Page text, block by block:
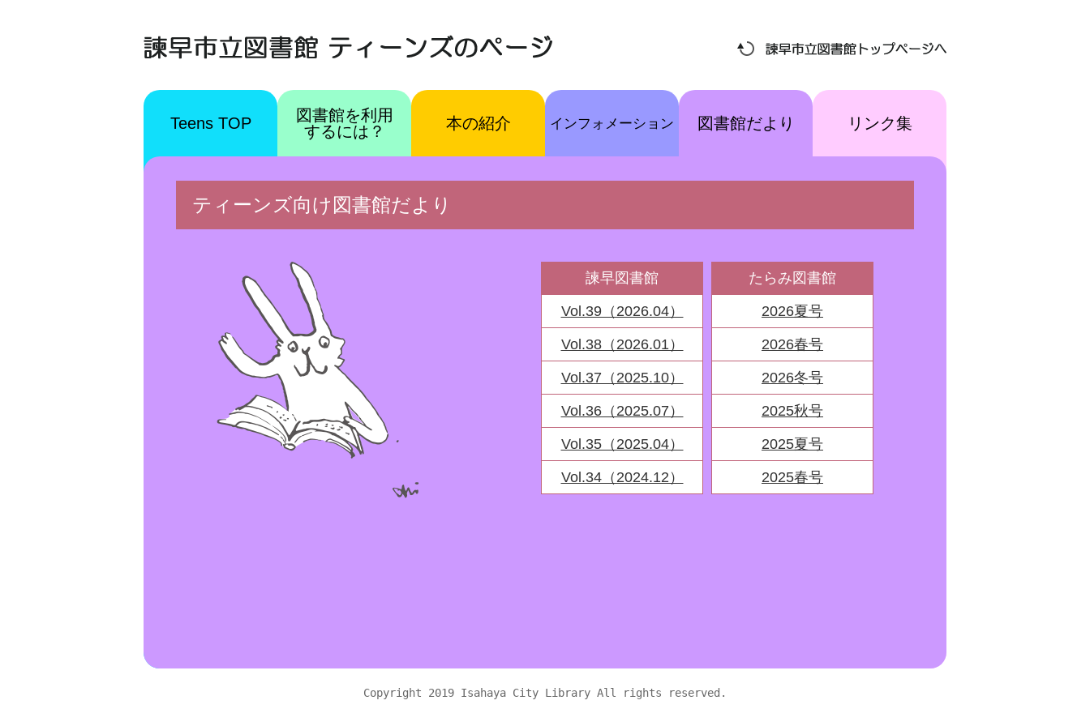
Teens TOP
図書館を利用
するには？
本の紹介 インフォメーション 図書館だより リンク集
ティーンズ向け図書館だより
諫早図書館
Vol.39（2026.04）
Vol.38（2026.01）
Vol.37（2025.10）
Vol.36（2025.07）
Vol.35（2025.04）
Vol.34（2024.12）
たらみ図書館
2026夏号
2026春号
2026冬号
2025秋号
2025夏号
2025春号
Copyright 2019 Isahaya City Library All rights reserved.